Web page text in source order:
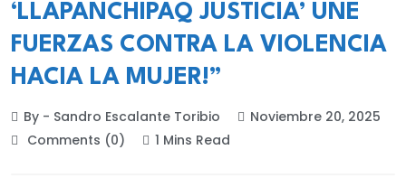
‘LLAPANCHIPAQ JUSTICIA’ UNE
FUERZAS CONTRA LA VIOLENCIA
HACIA LA MUJER!”
By - Sandro Escalante Toribio
Noviembre 20, 2025
Comments (0)
1 Mins Read